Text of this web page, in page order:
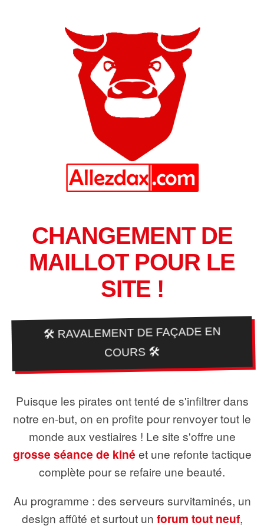
CHANGEMENT DE
MAILLOT POUR LE
SITE !
🛠️ RAVALEMENT DE FAÇADE EN
COURS 🛠️
Puisque les pirates ont tenté de s'infiltrer dans
notre en-but, on en profite pour renvoyer tout le
monde aux vestiaires ! Le site s'offre une
grosse séance de kiné et une refonte tactique
complète pour se refaire une beauté.
Au programme : des serveurs survitaminés, un
design affûté et surtout un forum tout neuf,